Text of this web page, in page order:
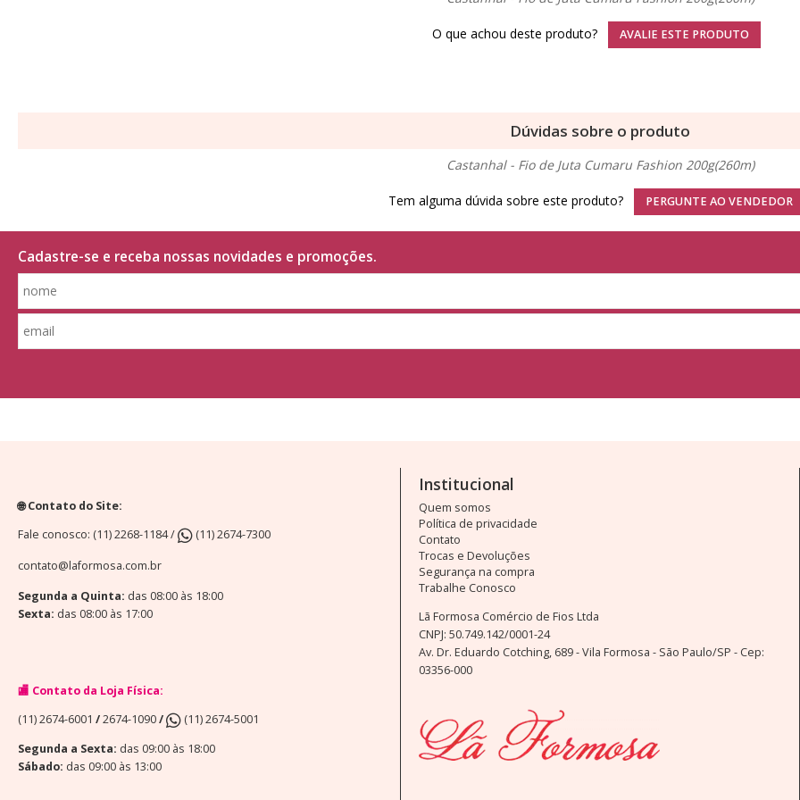
O que achou deste produto? AVALIE ESTE PRODUTO
Dúvidas sobre o produto
Castanhal - Fio de Juta Cumaru Fashion 200g(260m)
Tem alguma dúvida sobre este produto? PERGUNTE AO VENDEDOR
Cadastre-se e receba nossas novidades e promoções.
🌐 Contato do Site:
Fale conosco: (11) 2268-1184 /
(11) 2674-7300
contato@laformosa.com.br
Segunda a Quinta: das 08:00 às 18:00
Sexta: das 08:00 às 17:00
🏬 Contato da Loja Física:
(11) 2674-6001 /2674-1090/
(11) 2674-5001
Segunda a Sexta: das 09:00 às 18:00
Sábado: das 09:00 às 13:00
Institucional
Quem somos
Política de privacidade
Contato
Trocas e Devoluções
Segurança na compra
Trabalhe Conosco
Lã Formosa Comércio de Fios Ltda
CNPJ: 50.749.142/0001-24
Av. Dr. Eduardo Cotching, 689 - Vila Formosa - São Paulo/SP - Cep:
03356-000